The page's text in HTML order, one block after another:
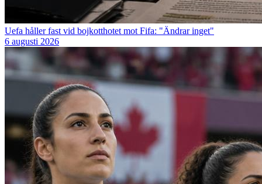
Uefa håller fast vid bojkotthotet mot Fifa: "Ändrar inget"
6 augusti 2026